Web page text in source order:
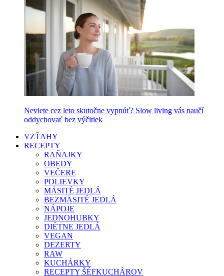
Neviete cez leto skutočne vypnúť? Slow living vás naučí
oddychovať bez výčitiek
VZŤAHY
RECEPTY
RAŇAJKY
OBEDY
VEČERE
POLIEVKY
MÄSITÉ JEDLÁ
BEZMÄSITÉ JEDLÁ
NÁPOJE
JEDNOHUBKY
DIÉTNE JEDLÁ
VEGAN
DEZERTY
RAW
KUCHÁRKY
RECEPTY ŠÉFKUCHÁROV